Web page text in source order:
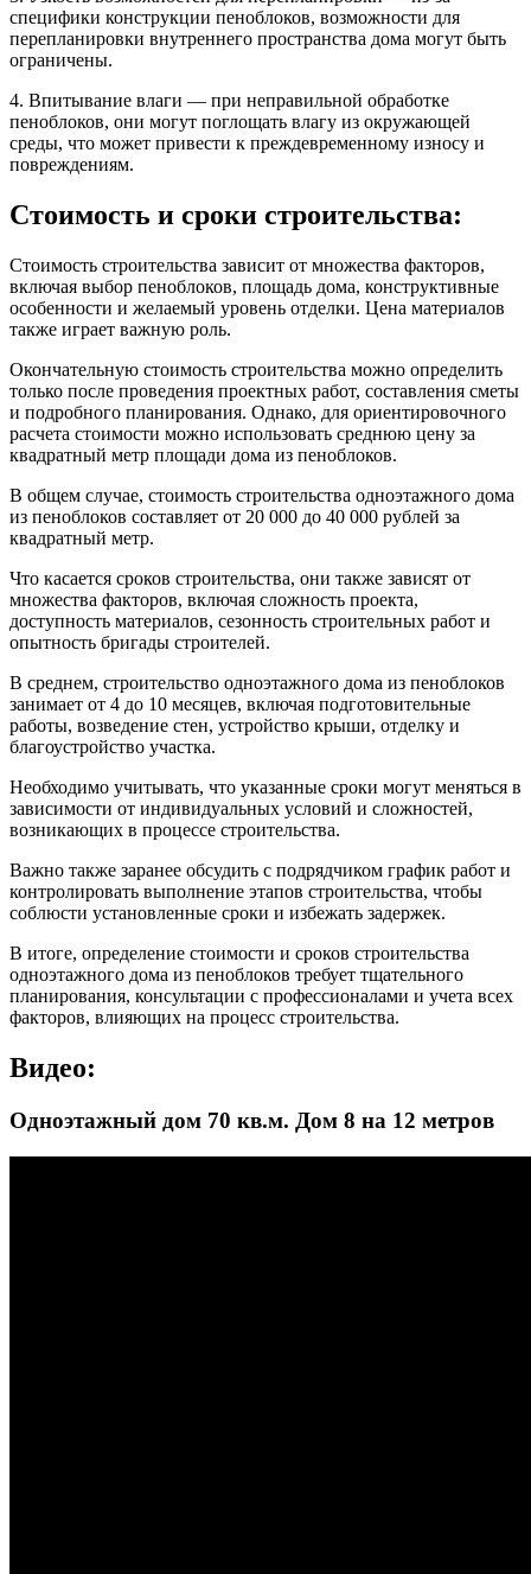
специфики конструкции пеноблоков, возможности для
перепланировки внутреннего пространства дома могут быть
ограничены.
4. Впитывание влаги — при неправильной обработке
пеноблоков, они могут поглощать влагу из окружающей
среды, что может привести к преждевременному износу и
повреждениям.
Стоимость и сроки строительства:
Стоимость строительства зависит от множества факторов,
включая выбор пеноблоков, площадь дома, конструктивные
особенности и желаемый уровень отделки. Цена материалов
также играет важную роль.
Окончательную стоимость строительства можно определить
только после проведения проектных работ, составления сметы
и подробного планирования. Однако, для ориентировочного
расчета стоимости можно использовать среднюю цену за
квадратный метр площади дома из пеноблоков.
В общем случае, стоимость строительства одноэтажного дома
из пеноблоков составляет от 20 000 до 40 000 рублей за
квадратный метр.
Что касается сроков строительства, они также зависят от
множества факторов, включая сложность проекта,
доступность материалов, сезонность строительных работ и
опытность бригады строителей.
В среднем, строительство одноэтажного дома из пеноблоков
занимает от 4 до 10 месяцев, включая подготовительные
работы, возведение стен, устройство крыши, отделку и
благоустройство участка.
Необходимо учитывать, что указанные сроки могут меняться в
зависимости от индивидуальных условий и сложностей,
возникающих в процессе строительства.
Важно также заранее обсудить с подрядчиком график работ и
контролировать выполнение этапов строительства, чтобы
соблюсти установленные сроки и избежать задержек.
В итоге, определение стоимости и сроков строительства
одноэтажного дома из пеноблоков требует тщательного
планирования, консультации с профессионалами и учета всех
факторов, влияющих на процесс строительства.
Видео:
Одноэтажный дом 70 кв.м. Дом 8 на 12 метров